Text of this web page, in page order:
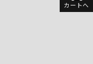
カートへ